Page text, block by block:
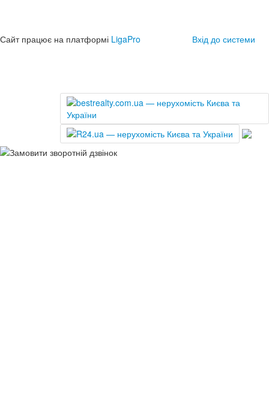
Сайт працює на платформі LigaPro Вхід до системи